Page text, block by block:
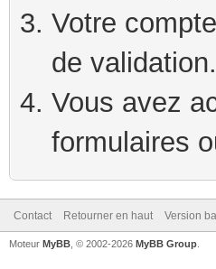
Votre
de validation.
Vous avez
formulaires
Contact Retourner en haut Version
Moteur MyBB , © 2002-2026 MyBB Group